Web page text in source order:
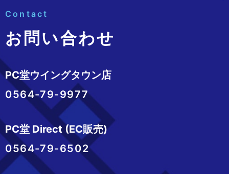
Contact
お問い合わせ
PC堂ウイングタウン店
0564-79-9977
PC堂 Direct (EC販売)
0564-79-6502